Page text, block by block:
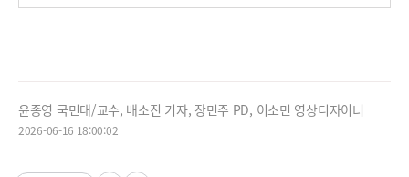
윤종영 국민대/교수, 배소진 기자, 장민주 PD, 이소민 영상디자이너
2026-06-16 18:00:02